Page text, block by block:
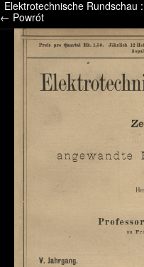
/* */ /* */ /*
Elektrotechnische Rundschau
← Powrót